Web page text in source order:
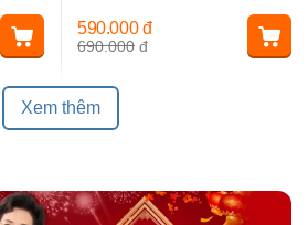
690.000 đ
590.000 đ
Xem thêm